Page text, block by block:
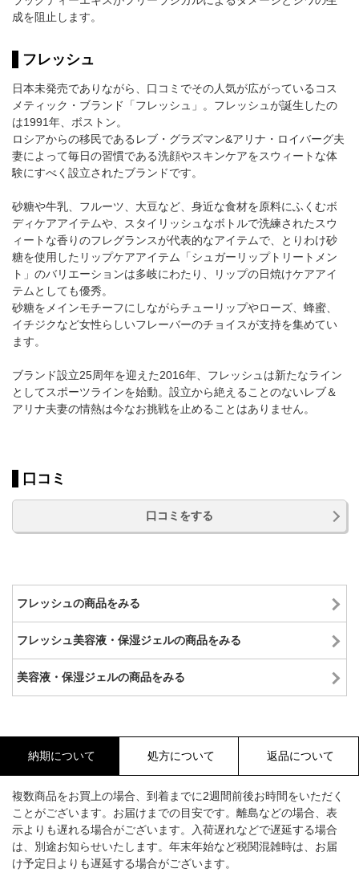
成を阻止します。
フレッシュ
日本未発売でありながら、口コミでその人気が広がっているコス
メティック・ブランド「フレッシュ」。フレッシュが誕生したの
は1991年、ボストン。
ロシアからの移民であるレブ・グラズマン&アリナ・ロイバーグ夫
妻によって毎日の習慣である洗顔やスキンケアをスウィートな体
験にすべく設立されたブランドです。
砂糖や牛乳、フルーツ、大豆など、身近な食材を原料にふくむボ
ディケアアイテムや、スタイリッシュなボトルで洗練されたスウ
ィートな香りのフレグランスが代表的なアイテムで、とりわけ砂
糖を使用したリップケアアイテム「シュガーリップトリートメン
ト」のバリエーションは多岐にわたり、リップの日焼けケアアイ
テムとしても優秀。
砂糖をメインモチーフにしながらチューリップやローズ、蜂蜜、
イチジクなど女性らしいフレーバーのチョイスが支持を集めてい
ます。
ブランド設立25周年を迎えた2016年、フレッシュは新たなライン
としてスポーツラインを始動。設立から絶えることのないレブ＆
アリナ夫妻の情熱は今なお挑戦を止めることはありません。
口コミ
口コミをする
フレッシュの商品をみる
フレッシュ美容液・保湿ジェルの商品をみる
美容液・保湿ジェルの商品をみる
納期について 処方について 返品について
複数商品をお買上の場合、到着までに2週間前後お時間をいただく
ことがございます。お届けまでの目安です。離島などの場合、表
示よりも遅れる場合がございます。入荷遅れなどで遅延する場合
は、別途お知らせいたします。年末年始など税関混雑時は、お届
け予定日よりも遅延する場合がございます。